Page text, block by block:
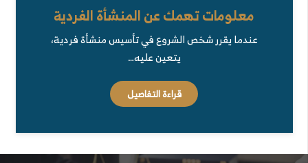
معلومات تهمك عن المنشأة الفردية
عندما يقرر شخص الشروع في تأسيس منشأة فردية،
يتعين عليه…
قراءة التفاصيل